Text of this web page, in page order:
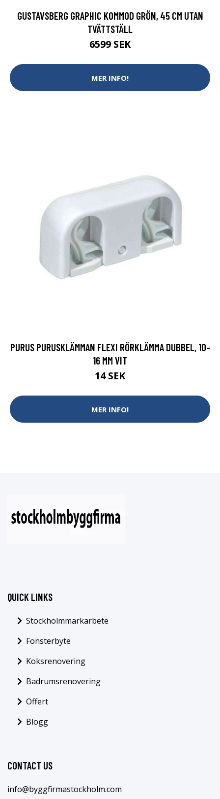
GUSTAVSBERG GRAPHIC KOMMOD GRÖN, 45 CM UTAN
TVÄTTSTÄLL
6599 SEK
MER INFO!
PURUS PURUSKLÄMMAN FLEXI RÖRKLÄMMA DUBBEL, 10-
16 MM VIT
14 SEK
MER INFO!
QUICK LINKS
Stockholmmarkarbete
Fonsterbyte
Koksrenovering
Badrumsrenovering
Offert
Blogg
CONTACT US
info@byggfirmastockholm.com